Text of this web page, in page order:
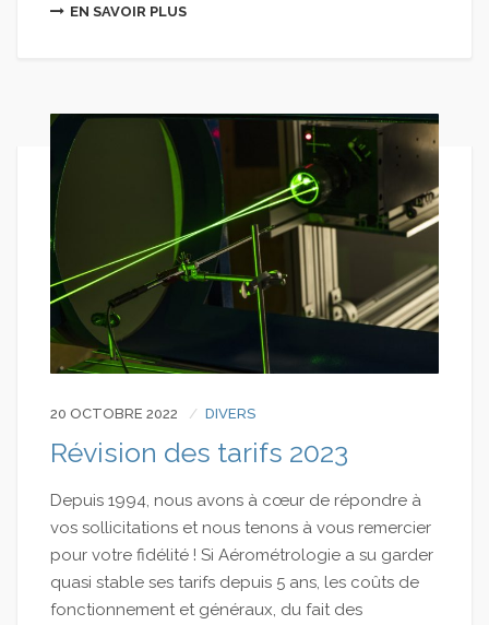
EN SAVOIR PLUS
20 OCTOBRE 2022 DIVERS
Révision des tarifs 2023
Depuis 1994, nous avons à cœur de répondre à
vos sollicitations et nous tenons à vous remercier
pour votre fidélité ! Si Aérométrologie a su garder
quasi stable ses tarifs depuis 5 ans, les coûts de
fonctionnement et généraux, du fait des